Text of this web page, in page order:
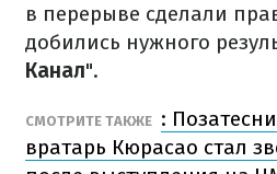
в перерыве сделали
добились нужного
Канал".
СМОТРИТЕ ТАКЖЕ :
вратарь Кюрасао стал